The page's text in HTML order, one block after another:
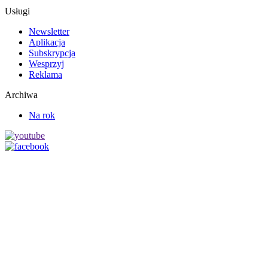
Usługi
Newsletter
Aplikacja
Subskrypcja
Wesprzyj
Reklama
Archiwa
Na rok